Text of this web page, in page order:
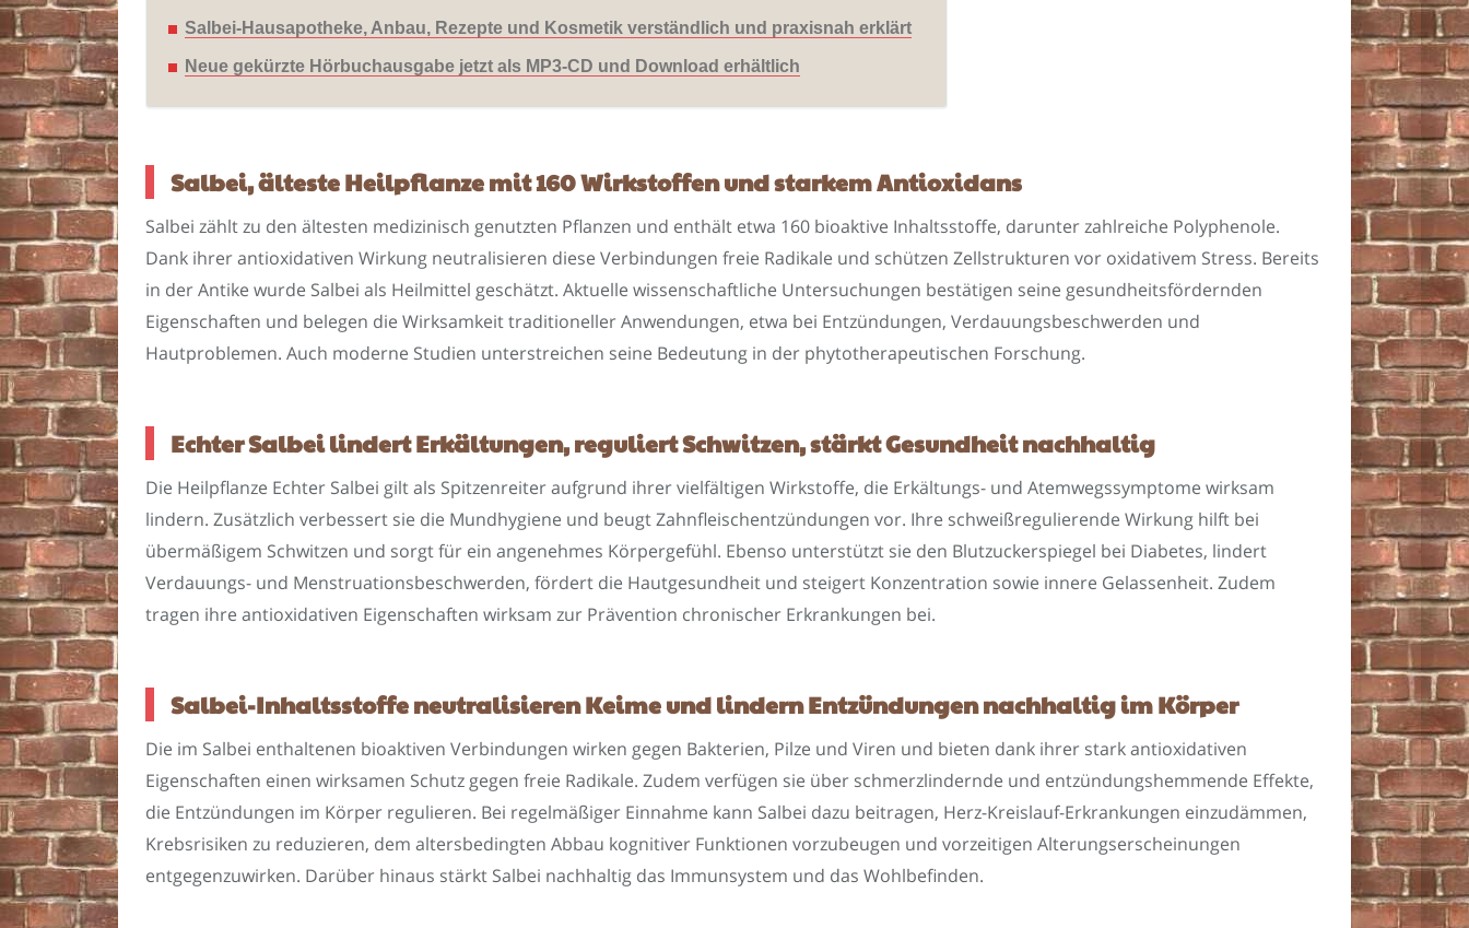
Salbei-Hausapotheke, Anbau, Rezepte und Kosmetik verständlich und praxisnah erklärt
Neue gekürzte Hörbuchausgabe jetzt als MP3-CD und Download erhältlich
Salbei, älteste Heilpflanze mit 160 Wirkstoffen und starkem Antioxidans
Salbei zählt zu den ältesten medizinisch genutzten Pflanzen und enthält etwa 160 bioaktive Inhaltsstoffe, darunter zahlreiche Polyphenole.
Dank ihrer antioxidativen Wirkung neutralisieren diese Verbindungen freie Radikale und schützen Zellstrukturen vor oxidativem Stress. Bereits
in der Antike wurde Salbei als Heilmittel geschätzt. Aktuelle wissenschaftliche Untersuchungen bestätigen seine gesundheitsfördernden
Eigenschaften und belegen die Wirksamkeit traditioneller Anwendungen, etwa bei Entzündungen, Verdauungsbeschwerden und
Hautproblemen. Auch moderne Studien unterstreichen seine Bedeutung in der phytotherapeutischen Forschung.
Echter Salbei lindert Erkältungen, reguliert Schwitzen, stärkt Gesundheit nachhaltig
Die Heilpflanze Echter Salbei gilt als Spitzenreiter aufgrund ihrer vielfältigen Wirkstoffe, die Erkältungs- und Atemwegssymptome wirksam
lindern. Zusätzlich verbessert sie die Mundhygiene und beugt Zahnfleischentzündungen vor. Ihre schweißregulierende Wirkung hilft bei
übermäßigem Schwitzen und sorgt für ein angenehmes Körpergefühl. Ebenso unterstützt sie den Blutzuckerspiegel bei Diabetes, lindert
Verdauungs- und Menstruationsbeschwerden, fördert die Hautgesundheit und steigert Konzentration sowie innere Gelassenheit. Zudem
tragen ihre antioxidativen Eigenschaften wirksam zur Prävention chronischer Erkrankungen bei.
Salbei-Inhaltsstoffe neutralisieren Keime und lindern Entzündungen nachhaltig im Körper
Die im Salbei enthaltenen bioaktiven Verbindungen wirken gegen Bakterien, Pilze und Viren und bieten dank ihrer stark antioxidativen
Eigenschaften einen wirksamen Schutz gegen freie Radikale. Zudem verfügen sie über schmerzlindernde und entzündungshemmende Effekte,
die Entzündungen im Körper regulieren. Bei regelmäßiger Einnahme kann Salbei dazu beitragen, Herz-Kreislauf-Erkrankungen einzudämmen,
Krebsrisiken zu reduzieren, dem altersbedingten Abbau kognitiver Funktionen vorzubeugen und vorzeitigen Alterungserscheinungen
entgegenzuwirken. Darüber hinaus stärkt Salbei nachhaltig das Immunsystem und das Wohlbefinden.